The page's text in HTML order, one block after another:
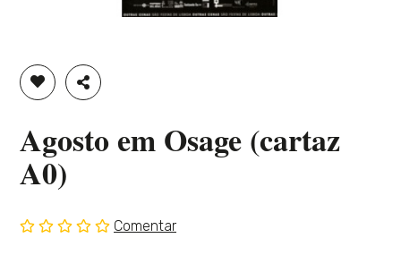
ADICIONAR À LISTA DE DESEJOS
PARTILHAR
Agosto em Osage (cartaz
A0)
Comentar